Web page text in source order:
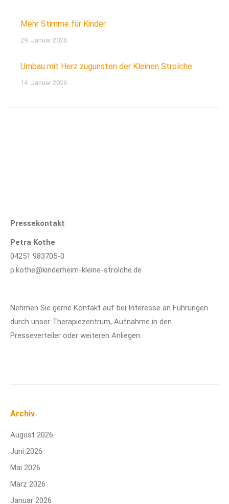
Mehr Stimme für Kinder
29. Januar 2026
Umbau mit Herz zugunsten der Kleinen Strolche
14. Januar 2026
Pressekontakt
Petra Kothe
04251 983705-0
p.kothe@kinderheim-kleine-strolche.de
Nehmen Sie gerne Kontakt auf bei Interesse an Führungen
durch unser Therapiezentrum, Aufnahme in den
Presseverteiler oder weiteren Anliegen.
Archiv
August 2026
Juni 2026
Mai 2026
März 2026
Januar 2026